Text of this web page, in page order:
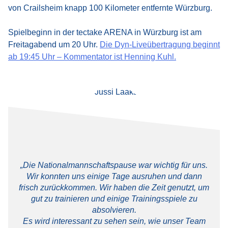
von Crailsheim knapp 100 Kilometer entfernte Würzburg.
Spielbeginn in der tectake ARENA in Würzburg ist am
Freitagabend um 20 Uhr. Die Dyn-Liveübertragung beginnt
ab 19:45 Uhr – Kommentator ist Henning Kuhl.
„Die Nationalmannschaftspause war wichtig für uns.
Wir konnten uns einige Tage ausruhen und dann
frisch zurückkommen. Wir haben die Zeit genutzt, um
gut zu trainieren und einige Trainingsspiele zu
absolvieren.
Es wird interessant zu sehen sein, wie unser Team